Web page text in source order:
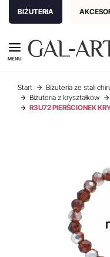
BIŻUTERIA
MENU
Start
Biżuteria ze stali
Biżuteria z kryształków
R3U72 PIERŚCIONEK